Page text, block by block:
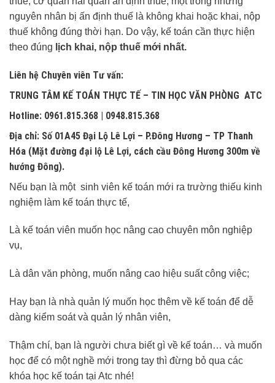
nguyên nhân bị ấn định thuế là không khai hoặc khai, nộp
thuế không đúng thời hạn. Do vậy, kế toán cần thực hiện
theo đúng lịch khai, nộp thuế mới nhất.
Liên hệ Chuyên viên Tư vấn:
TRUNG TÂM KẾ TOÁN THỰC TẾ – TIN HỌC VĂN PHÒNG ATC
Hotline: 0961.815.368 | 0948.815.368
Địa chỉ: Số 01A45 Đại Lộ Lê Lợi – P.Đông Hương – TP Thanh
Hóa (Mặt đường đại lộ Lê Lợi, cách cầu Đông Hương 300m về
hướng Đông).
Nếu bạn là một sinh viên kế toán mới ra trường thiếu kinh
nghiệm làm kế toán thực tế,
Là kế toán viên muốn học nâng cao chuyên môn nghiệp
vụ,
Là dân văn phòng, muốn nâng cao hiệu suất công việc;
Hay bạn là nhà quản lý muốn học thêm về kế toán để dễ
dàng kiểm soát và quản lý nhân viên,
Thậm chí, bạn là người chưa biết gì về kế toán… và muốn
học để có một nghề mới trong tay thì đừng bỏ qua các
khóa học kế toán tại Atc nhé!